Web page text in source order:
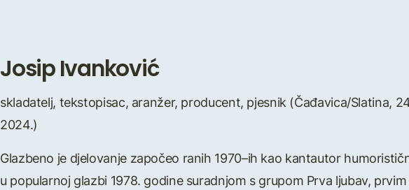
Josip Ivanković
skladatelj, tekstopisac, aranžer, producent, pjesnik (Čađavica/Slatina,
2024.)
Glazbeno je djelovanje započeo ranih 1970–ih kao kantautor
u popularnoj glazbi 1978. godine suradnjom s grupom Prva ljubav,